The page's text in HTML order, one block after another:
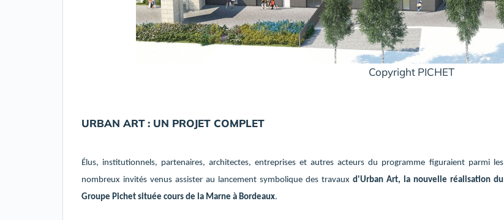
Copyright PICHET
URBAN ART: UN PROJET COMPLET
Élus, institutionnels, partenaires, architectes, entreprises et autres acteurs du programme figuraient parmi les
nombreux invités venus assister au lancement symbolique des travaux d'Urban Art, la nouvelle réalisation du
Groupe Pichet située cours de la Marne à Bordeaux.